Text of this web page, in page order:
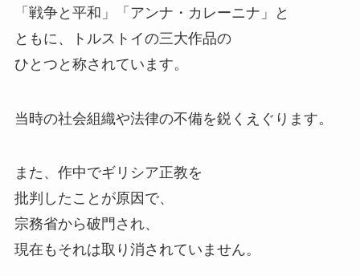
「戦争と平和」「アンナ・カレーニナ」と
ともに、トルストイの三大作品の
ひとつと称されています。
当時の社会組織や法律の不備を鋭くえぐります。
また、作中でギリシア正教を
批判したことが原因で、
宗務省から破門され、
現在もそれは取り消されていません。